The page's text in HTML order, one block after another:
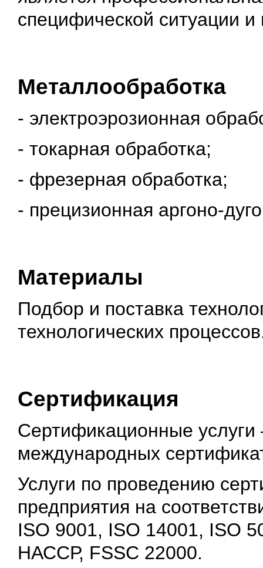
специфической ситуации
Металлообработка
- электроэрозионная
- токарная обработка;
- фрезерная обработка;
- прецизионная аргоно-
Материалы
Подбор и поставка
технологических
Сертификация
Сертификационные
международных
Услуги по проведению
предприятия на
ISO 9001, ISO 14001, ISO
НАССР, FSSC 22000.